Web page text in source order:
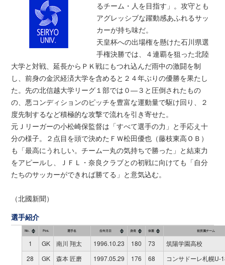
るチーム・人を目指す」。攻守とも
アグレッシブな躍動感あふれるサッ
カーが持ち味だ。
天皇杯への出場権を懸けた石川県選
手権決勝では、４連覇を狙った北陸
大学と対戦、延長からＰＫ戦にもつれ込んだ雨中の激闘を制
し、前身の金沢経済大学を含めると２４年ぶりの優勝を果たし
た。先の北信越大学リーグ１部では０―３と圧倒されたもの
の、悪コンディションのピッチを豊富な運動量で駆け回り、２
度先制するなど積極的な攻撃で流れを引き寄せた。
元Ｊリーガーの小松崎保監督は「すべて選手の力」と手応え十
分の様子。２点目を頭で決めたＦＷ松田優也（藤枝東高ＯＢ）
も「最高にうれしい。チーム一丸の気持ちで勝った」と結束力
をアピールし、ＪＦＬ・奈良クラブとの初戦に向けても「自分
たちのサッカーができれば勝てる」と意気込む。
（北國新聞）
選手紹介
No. Pos. 選手名 生年月日 身長 体重 前所属チーム
1 GK 南川 翔太 1996.10.23 180 73
筑陽学園高校
28
GK 森本 匠磨 1997.05.29 176 68
コンサドーレ札幌U-